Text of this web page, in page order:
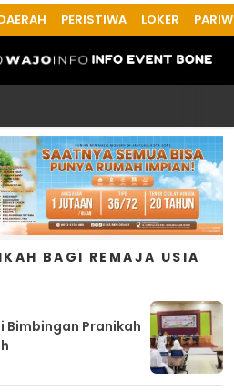
PERISTIWA LOKER
BAGI REMAJA USIA
Bimbingan Pranikah